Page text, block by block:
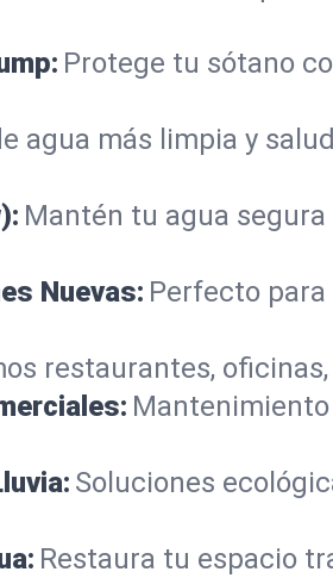
Protege tu sótano
agua más limpia y
Mantén tu agua
Nuevas: Perfecto para
restaurantes,
Soluciones
Restaura tu espacio